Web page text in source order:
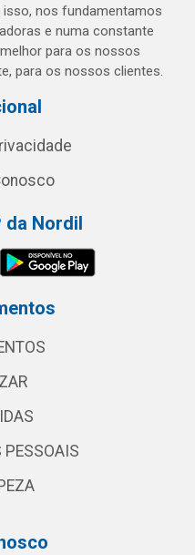
isso, nos fundamentamos
e numa constante
para os nossos
para os nossos clientes.
da Nordil
PESSOAIS